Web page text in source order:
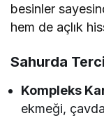
besinler
hem de açlık
Sahurda
Kompleks
ekmeği,